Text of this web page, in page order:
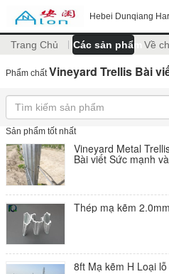
Hebei Dunqiang
Trang Chủ Các sản phẩm Về
Phẩm chấtVineyard Trellis Bài
Sản phẩm tốt nhất
Vineyard Metal
Bài viết Sức mạnh
Thép mạ kẽm
8ft Mạ kẽm H Loại